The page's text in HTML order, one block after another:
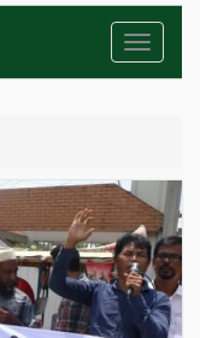
Toggle